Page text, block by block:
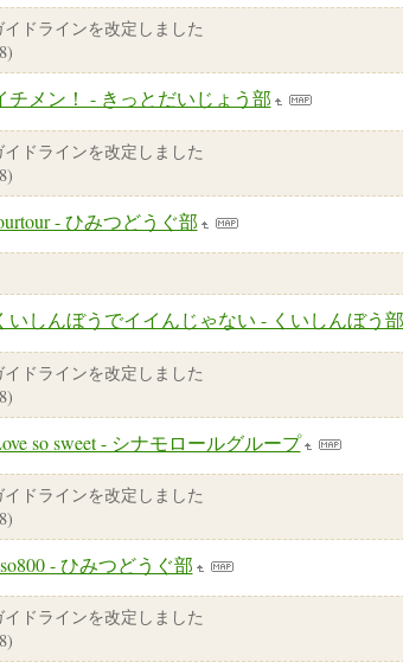
ドラインを改定しました
チメン！ - きっとだいじょう部
ドラインを改定しました
- ひみつどうぐ部
いしんぼうでイイんじゃない - くいしんぼう部
ドラインを改定しました
so sweet - シナモロールグループ
ドラインを改定しました
- ひみつどうぐ部
ドラインを改定しました